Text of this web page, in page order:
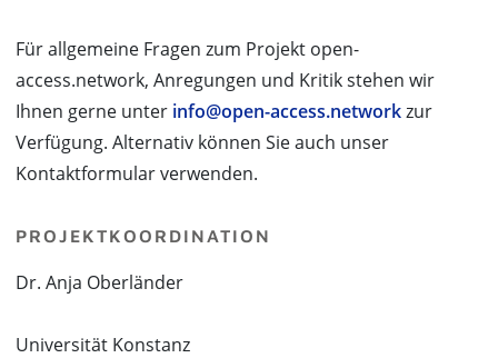
Für allgemeine Fragen zum Projekt open-
access.network, Anregungen und Kritik stehen wir
Ihnen gerne unter info@open-access.networkzur
Verfügung. Alternativ können Sie auch unser
Kontaktformular verwenden.
PROJEKTKOORDINATION
Dr. Anja Oberländer
Universität Konstanz